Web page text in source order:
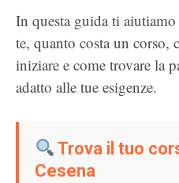
In questa guida ti
te, quanto costa un corso,
iniziare e come trovare la
adatto alle tue esigenze.
Trova il tuo
Cesena